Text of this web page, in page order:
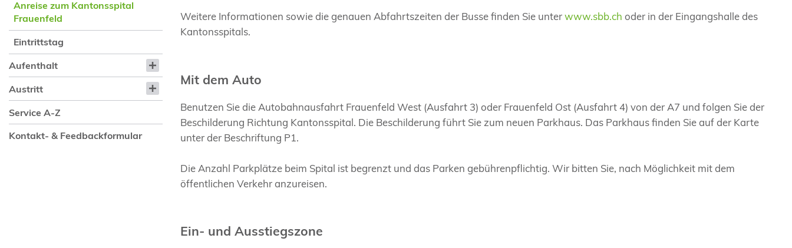
Anreise zum Kantonsspital
Frauenfeld
Eintrittstag
Aufenthalt
Austritt
Service A-Z
Kontakt- & Feedbackformular
Weitere Informationen sowie die genauen Abfahrtszeiten der Busse finden Sie unterwww.sbb.ch oder in der Eingangshalle des
Kantonsspitals.
Mit dem Auto
Benutzen Sie die Autobahnausfahrt Frauenfeld West (Ausfahrt 3) oder Frauenfeld Ost (Ausfahrt 4) von der A7 und folgen Sie der
Beschilderung Richtung Kantonsspital. Die Beschilderung führt Sie zum neuen Parkhaus. Das Parkhaus finden Sie auf der Karte
unter der Beschriftung P1.
Die Anzahl Parkplätze beim Spital ist begrenzt und das Parken gebührenpflichtig. Wir bitten Sie, nach Möglichkeit mit dem
öffentlichen Verkehr anzureisen.
Ein- und Ausstiegszone